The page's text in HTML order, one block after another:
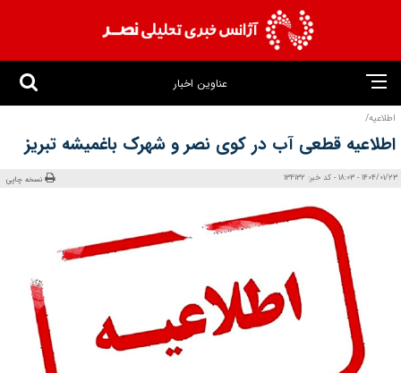
عناوین اخبار
اطلاعیه/
اطلاعیه قطعی آب در کوی نصر و شهرک باغمیشه تبریز
1404/01/23 - 18:03 - کد خبر: 134132 نسخه چاپی